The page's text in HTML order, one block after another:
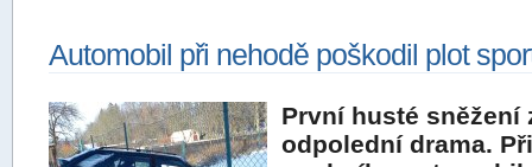
Automobil při nehodě poškodil plot
První husté sněžení
odpolední drama.